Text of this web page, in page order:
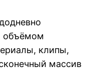
объёмом
клипы,
массив